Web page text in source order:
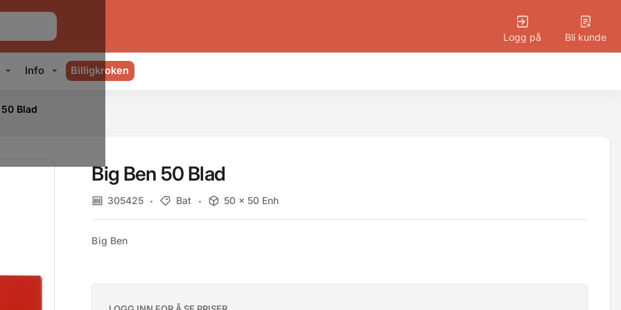
Logg på Bli kunde
Info Billigkroken
Blad
Big Ben 50 Blad
305425 Bat 50 x 50 Enh
Big Ben